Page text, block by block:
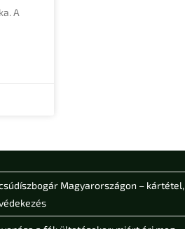
A
Magyarországon – kártétel,